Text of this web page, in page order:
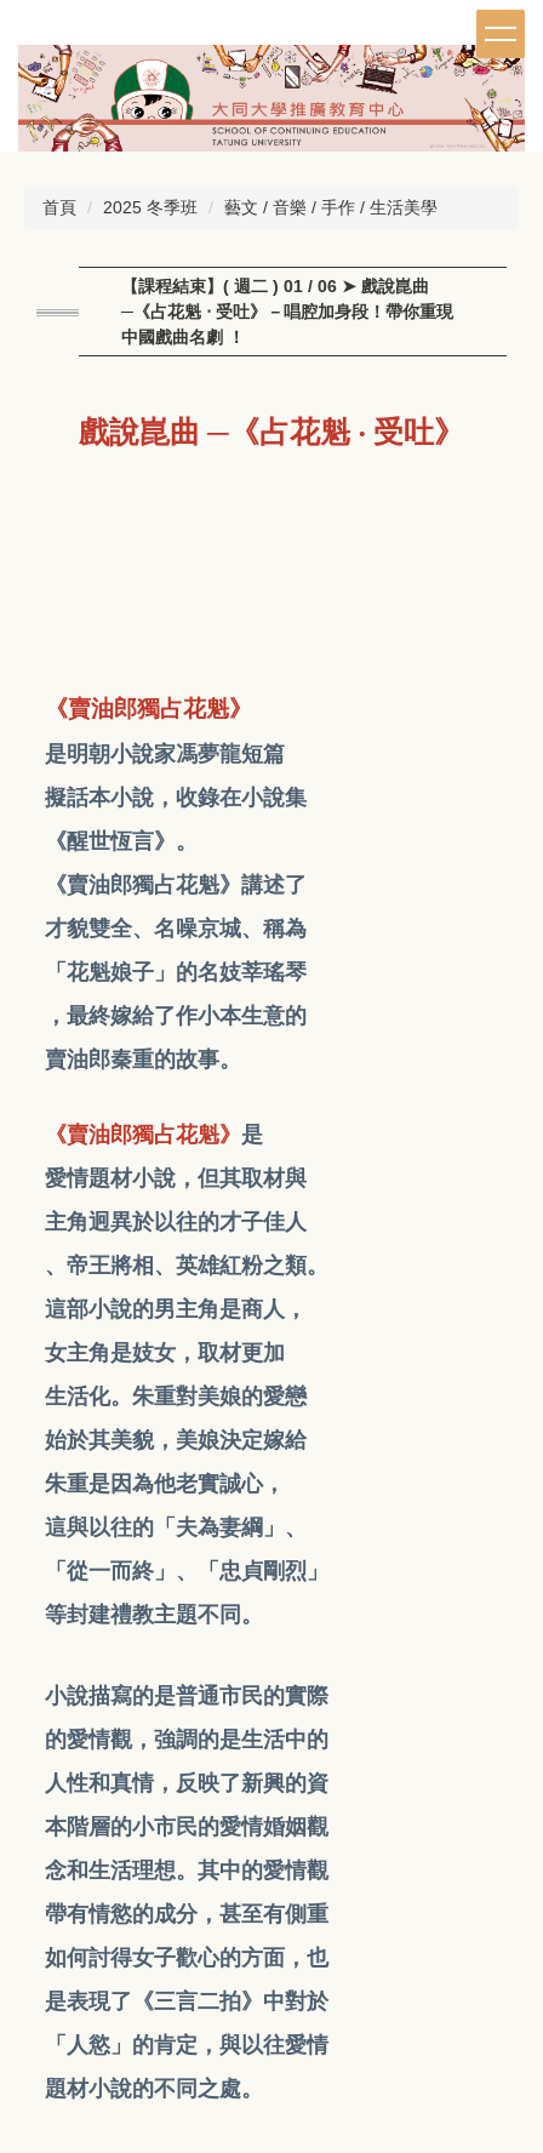
到
主
內
首頁
2025 冬季班 藝文 / 音樂 / 手作 / 生活美學
【課程結束】( 週二 ) 01 / 06 ➤ 戲說崑曲
─《占花魁 ‧ 受吐》－唱腔加身段！帶你重現
中國戲曲名劇 ！
戲說崑曲 ─ 《占花魁 ‧ 受吐》
《賣油郎獨占花魁》
是明朝小說家馮夢龍短篇
擬話本小說，收錄在小說集
《醒世恆言》。
《賣油郎獨占花魁》講述了
才貌雙全、名噪京城、稱為
「花魁娘子」的名妓莘瑤琴
，最終嫁給了作小本生意的
賣油郎秦重的故事。
《賣油郎獨占花魁》 是
愛情題材小說，但其取材與
主角迥異於以往的才子佳人
、帝王將相、英雄紅粉之類。
這部小說的男主角是商人，
女主角是妓女，取材更加
生活化。朱重對美娘的愛戀
始於其美貌，美娘決定嫁給
朱重是因為他老實誠心，
這與以往的「夫為妻綱」、
「從一而終」、「忠貞剛烈」
等封建禮教主題不同。
小說描寫的是普通市民的實際
的愛情觀，強調的是生活中的
人性和真情，反映了新興的資
本階層的小市民的愛情婚姻觀
念和生活理想。其中的愛情觀
帶有情慾的成分，甚至有側重
如何討得女子歡心的方面， 也
是表現了《三言二拍》中對於
「人慾」的肯定，與以往愛情
題材小說的不同之處。